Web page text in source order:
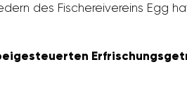
des Fische­rei­ver­eins Egg